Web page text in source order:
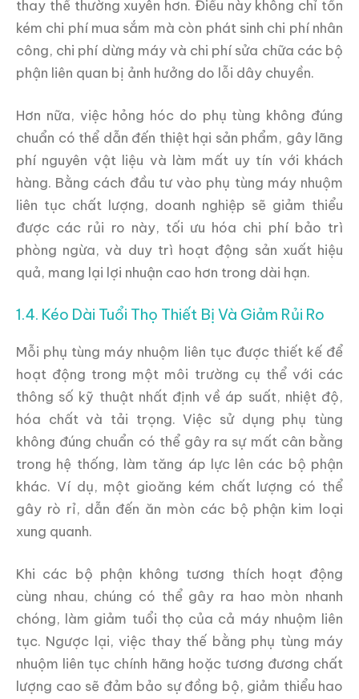
thay thế thường xuyên hơn. Điều này không chỉ tốn
kém chi phí mua sắm mà còn phát sinh chi phí nhân
công, chi phí dừng máy và chi phí sửa chữa các bộ
phận liên quan bị ảnh hưởng do lỗi dây chuyền.
Hơn nữa, việc hỏng hóc do phụ tùng không đúng
chuẩn có thể dẫn đến thiệt hại sản phẩm, gây lãng
phí nguyên vật liệu và làm mất uy tín với khách
hàng. Bằng cách đầu tư vào phụ tùng máy nhuộm
liên tục chất lượng, doanh nghiệp sẽ giảm thiểu
được các rủi ro này, tối ưu hóa chi phí bảo trì
phòng ngừa, và duy trì hoạt động sản xuất hiệu
quả, mang lại lợi nhuận cao hơn trong dài hạn.
1.4. Kéo Dài Tuổi Thọ Thiết Bị Và Giảm Rủi Ro
Mỗi phụ tùng máy nhuộm liên tục được thiết kế để
hoạt động trong một môi trường cụ thể với các
thông số kỹ thuật nhất định về áp suất, nhiệt độ,
hóa chất và tải trọng. Việc sử dụng phụ tùng
không đúng chuẩn có thể gây ra sự mất cân bằng
trong hệ thống, làm tăng áp lực lên các bộ phận
khác. Ví dụ, một gioăng kém chất lượng có thể
gây rò rỉ, dẫn đến ăn mòn các bộ phận kim loại
xung quanh.
Khi các bộ phận không tương thích hoạt động
cùng nhau, chúng có thể gây ra hao mòn nhanh
chóng, làm giảm tuổi thọ của cả máy nhuộm liên
tục. Ngược lại, việc thay thế bằng phụ tùng máy
nhuộm liên tục chính hãng hoặc tương đương chất
lượng cao sẽ đảm bảo sự đồng bộ, giảm thiểu hao